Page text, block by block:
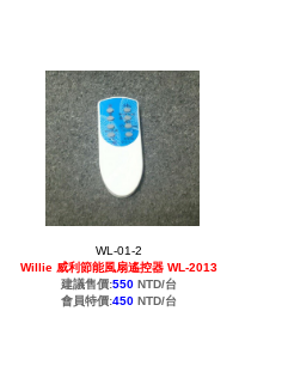
WL-01-2
Willie 威利節能風扇遙控器 WL-2013
建議售價:550 NTD/台
會員特價:450 NTD/台